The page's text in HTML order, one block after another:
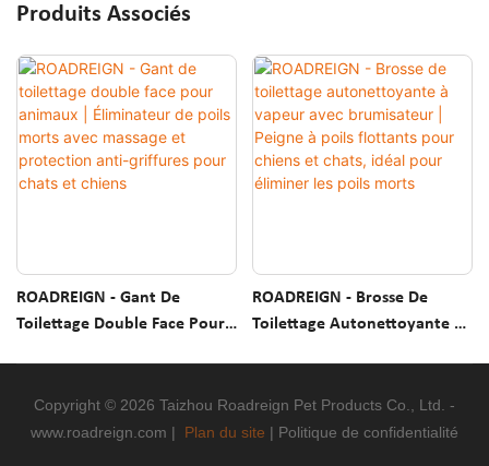
Produits Associés
ROADREIGN - Gant De
Toilettage Double Face Pour
Protection Anti-Griffures
Pour Chats Et Chiens
ROADREIGN - Brosse De
Toilettage Autonettoyante À
Chiens Et Chats, Idéal Pour
Éliminer Les Poils Morts
Copyright © 2026 Taizhou Roadreign Pet Products Co., Ltd. -
www.roadreign.com | Plan du site | Politique de confidentialité